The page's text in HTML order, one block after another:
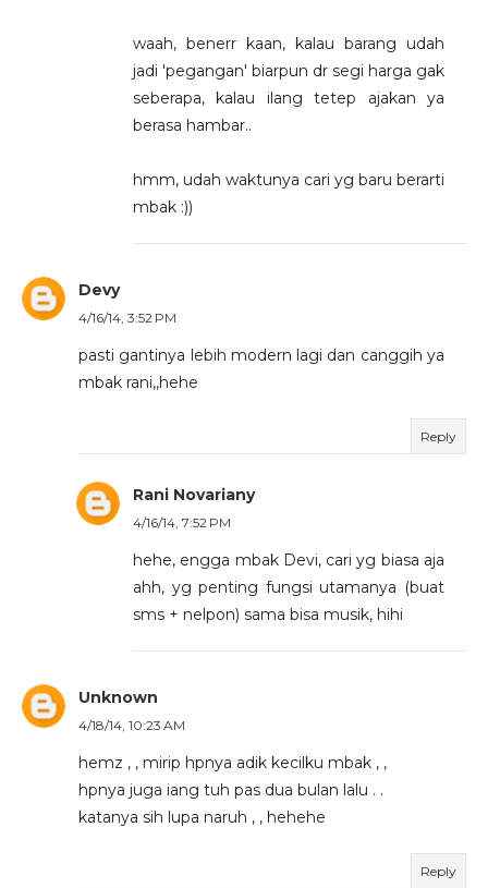
waah, benerr kaan, kalau barang udah
jadi 'pegangan' biarpun dr segi harga gak
seberapa, kalau ilang tetep ajakan ya
berasa hambar..
hmm, udah waktunya cari yg baru berarti
mbak :))
Devy
4/16/14, 3:52 PM
pasti gantinya lebih modern lagi dan canggih ya
mbak rani,,hehe
Reply
Rani Novariany
4/16/14, 7:52 PM
hehe, engga mbak Devi, cari yg biasa aja
ahh, yg penting fungsi utamanya (buat
sms + nelpon) sama bisa musik, hihi
Unknown
4/18/14, 10:23 AM
hemz , , mirip hpnya adik kecilku mbak , ,
hpnya juga iang tuh pas dua bulan lalu . .
katanya sih lupa naruh , , hehehe
Reply